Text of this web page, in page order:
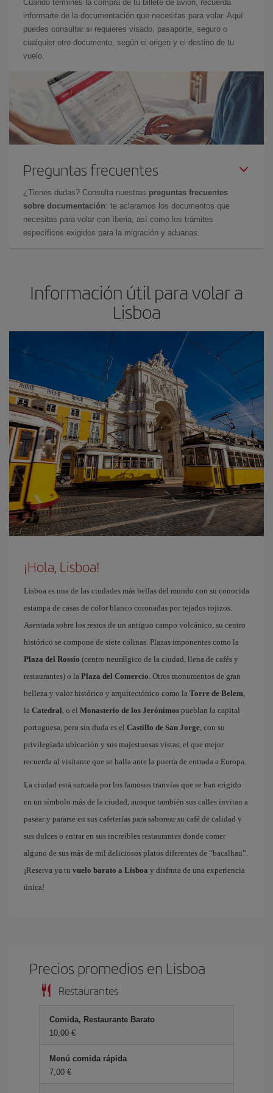
Cuando termines la compra de tu billete de avión, recuerda
informarte de la documentación que necesitas para volar. Aquí
puedes consultar si requieres visado, pasaporte, seguro o
cualquier otro documento, según el origen y el destino de tu
vuelo.
Preguntas frecuentes
¿Tienes dudas? Consulta nuestras preguntas frecuentes
sobre documentación: te aclaramos los documentos que
necesitas para volar con Iberia, así como los trámites
específicos exigidos para la migración y aduanas.
Información útil para volar a
Lisboa
¡Hola, Lisboa!
Lisboa es una de las ciudades más bellas del mundo con su conocida
estampa de casas de color blanco coronadas por tejados rojizos.
Asentada sobre los restos de un antiguo campo volcánico, su centro
histórico se compone de siete colinas. Plazas imponentes como la
Plaza del Rossío (centro neurálgico de la ciudad, llena de cafés y
restaurantes) o la Plaza del Comercio. Otros monumentos de gran
belleza y valor histórico y arquitectónico como la Torre de Belem,
la Catedral, o el Monasterio de los Jerónimos pueblan la capital
portuguesa, pero sin duda es el Castillo de San Jorge, con su
privilegiada ubicación y sus majestuosas vistas, el que mejor
recuerda al visitante que se halla ante la puerta de entrada a Europa.
La ciudad está surcada por los famosos tranvías que se han erigido
en un símbolo más de la ciudad, aunque también sus calles invitan a
pasear y pararse en sus cafeterías para saborear su café de calidad y
sus dulces o entrar en sus increíbles restaurantes donde comer
alguno de sus más de mil deliciosos platos diferentes de “bacalhau”.
¡Reserva ya tu vuelo barato a Lisboa y disfruta de una experiencia
única!
Precios promedios en Lisboa
Restaurantes
Comida, Restaurante Barato
10,00 €
Menú comida rápida
7,00 €